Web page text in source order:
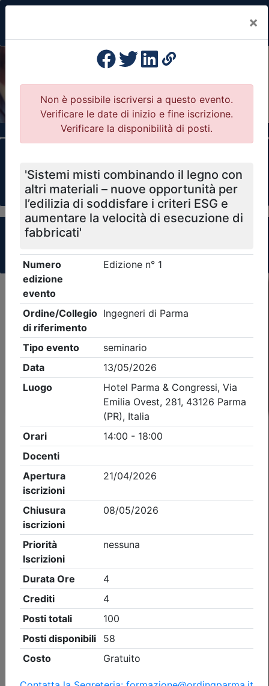
×
Previous
Il portale della formazione per Ordini e
Collegi Professionali
Clicca qui - espandi la sezione dei filtri ricerca
Criteri di ricerca applicati:
- Tipo Ordine/collegio:Ingegneri- Ordine:
Parma- Eventi in programma dal
iCal Feed RSS
Dettagli evento
Gratuito
Ingegneri di Parma
EUROCODICE 8 (2ª GEN): IL FUTURO
DELL’INGEGNERIA ANTISISMICA CON
ISOLAMENTO E DISSIPAZIONE
Data:
Durata: 3 ore